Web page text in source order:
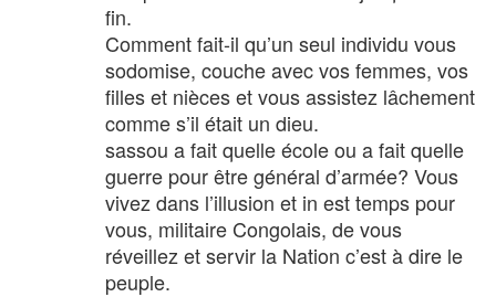
fin.
Comment fait-il qu’un seul individu vous
sodomise, couche avec vos femmes, vos
filles et nièces et vous assistez lâchement
comme s’il était un dieu.
sassou a fait quelle école ou a fait quelle
guerre pour être général d’armée? Vous
vivez dans l’illusion et in est temps pour
vous, militaire Congolais, de vous
réveillez et servir la Nation c’est à dire le
peuple.